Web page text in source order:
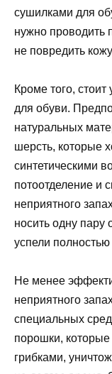
сушилками для
нужно проводить
не повредить
Кроме того,
для обуви.
натуральных
шерсть, которые
синтетическими
потоотделение и
неприятного
носить одну пару
успели
Не менее
неприятного
специальных
порошки, которые
грибками,